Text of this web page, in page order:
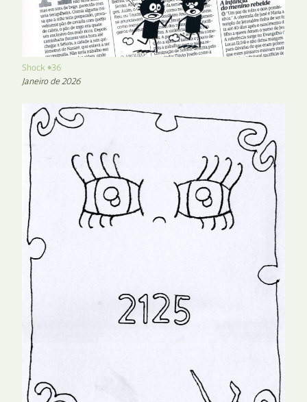
Shock #36
Janeiro de 2026